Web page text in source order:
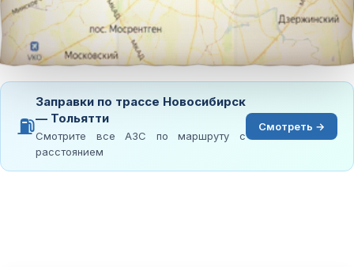
⛽
Заправки по трассе Новосибирск
— Тольятти
Смотрите все АЗС по маршруту с
расстоянием
Смотреть →